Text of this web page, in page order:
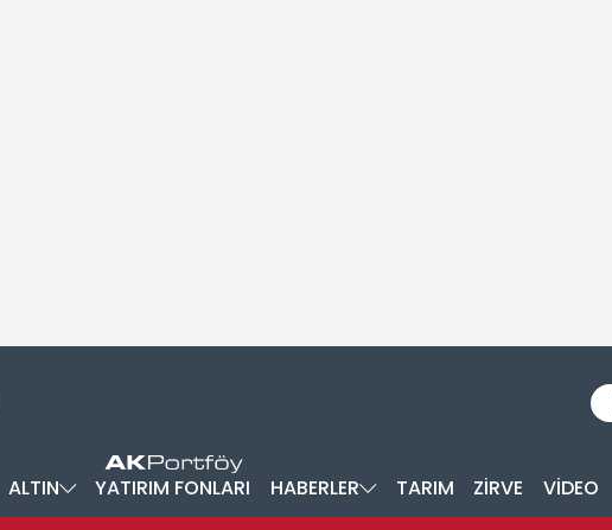
ALTIN YATIRIM FONLARI HABERLER TARIM ZİRVE VİDEO